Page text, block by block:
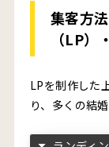
集客方法
（LP）
LPを制作した
り、多くの結